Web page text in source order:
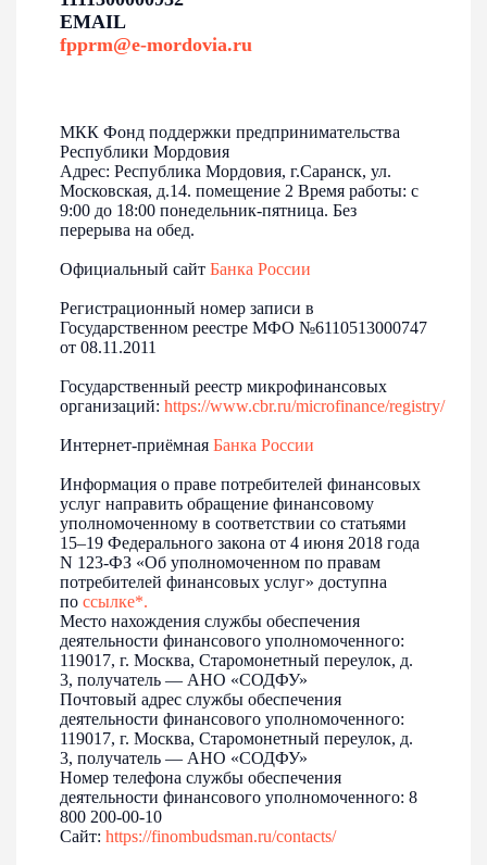
Как Лариса Пьянзова превратила домашний эксперимент
в семейное производство натуральных мясных продуктов.
История успеха
24-07-2026
Продолжается прием заявок на премию
«Авито. Мебель года»
Производители мебели со всей России могут принять
участие в ежегодной премии «Мебель года»,
организованной Авито. Конкурс...
EMAIL
fpprm@e-mordovia.ru
МКК Фонд поддержки предпринимательства
Республики Мордовия
Адрес: Республика Мордовия, г.Саранск, ул.
Московская, д.14. помещение 2 Время работы: с
9:00 до 18:00 понедельник-пятница. Без
перерыва на обед.
Официальный сайт Банка России
Регистрационный номер записи в
Государственном реестре МФО №6110513000747
от 08.11.2011
Государственный реестр микрофинансовых
организаций: https://www.cbr.ru/microfinance/registry/
Интернет-приёмная Банка России
Информация о праве потребителей финансовых
услуг направить обращение финансовому
уполномоченному в соответствии со статьями
15–19 Федерального закона от 4 июня 2018 года
N 123-ФЗ «Об уполномоченном по правам
потребителей финансовых услуг» доступна
по ссылке*.
Место нахождения службы обеспечения
деятельности финансового уполномоченного:
119017, г. Москва, Старомонетный переулок, д.
3, получатель — АНО «СОДФУ»
Почтовый адрес службы обеспечения
деятельности финансового уполномоченного:
119017, г. Москва, Старомонетный переулок, д.
3, получатель — АНО «СОДФУ»
Номер телефона службы обеспечения
деятельности финансового уполномоченного: 8
800 200-00-10
Сайт: https://finombudsman.ru/contacts/